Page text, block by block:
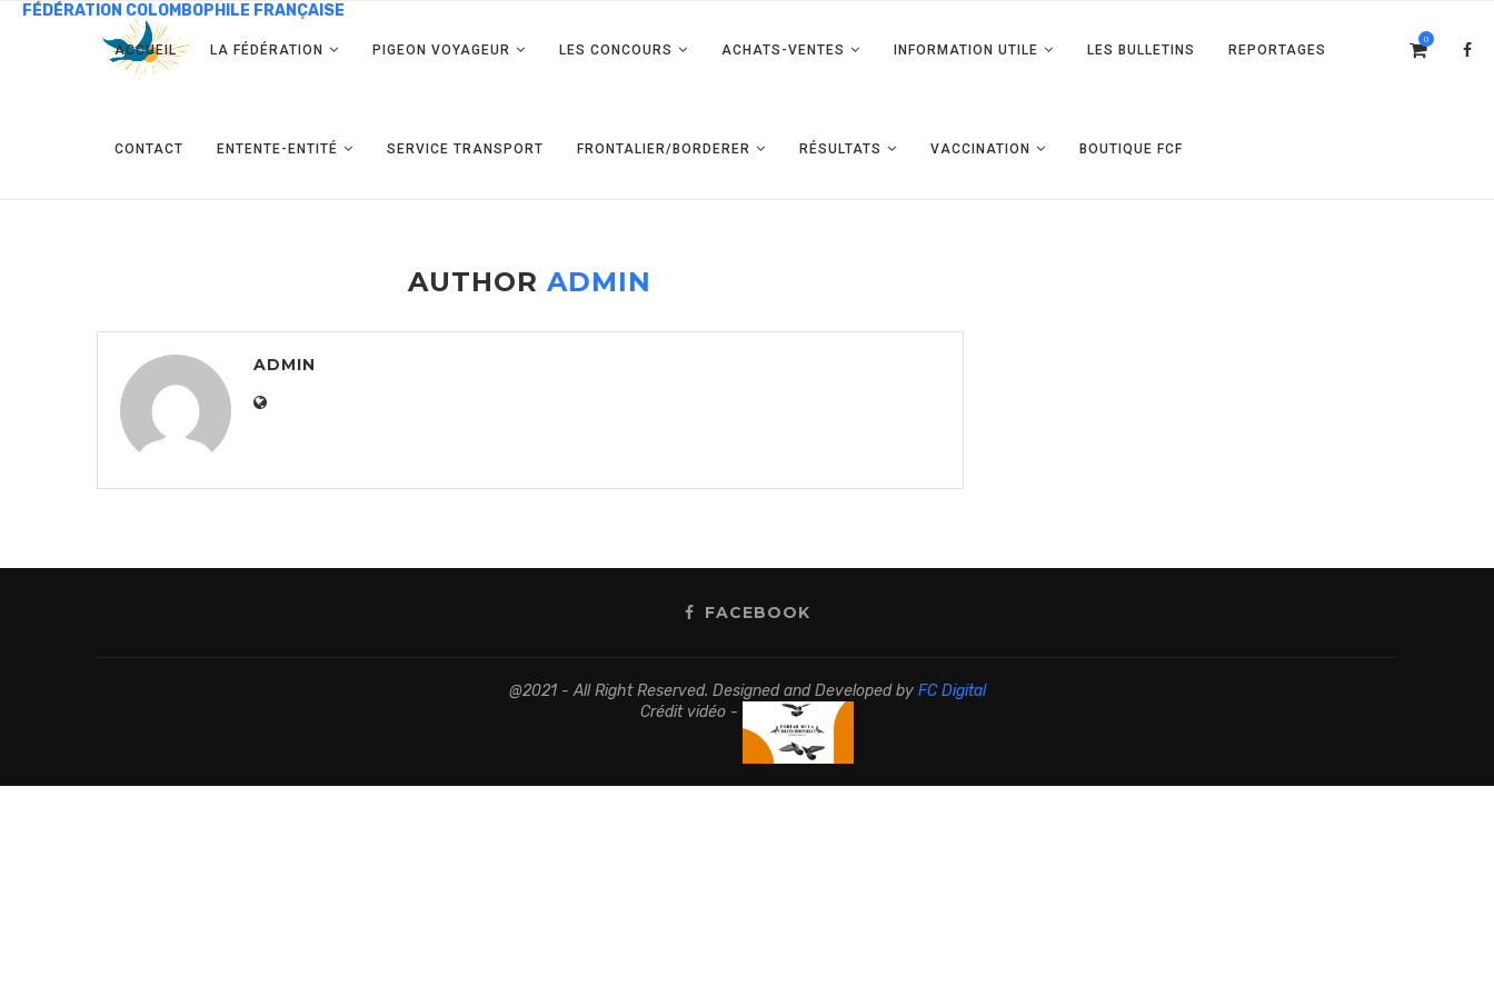
ACCUEIL LA FÉDÉRATION PIGEON VOYAGEUR LES CONCOURS ACHATS-VENTES INFORMATION UTILE LES BULLETINS REPORTAGES
CONTACT ENTENTE-ENTITÉ SERVICE TRANSPORT FRONTALIER/BORDERER RÉSULTATS VACCINATION BOUTIQUE FCF
0
AUTHORADMIN
ADMIN
FACEBOOK
@2021 - All Right Reserved. Designed and Developed by FC Digital
Crédit vidéo -